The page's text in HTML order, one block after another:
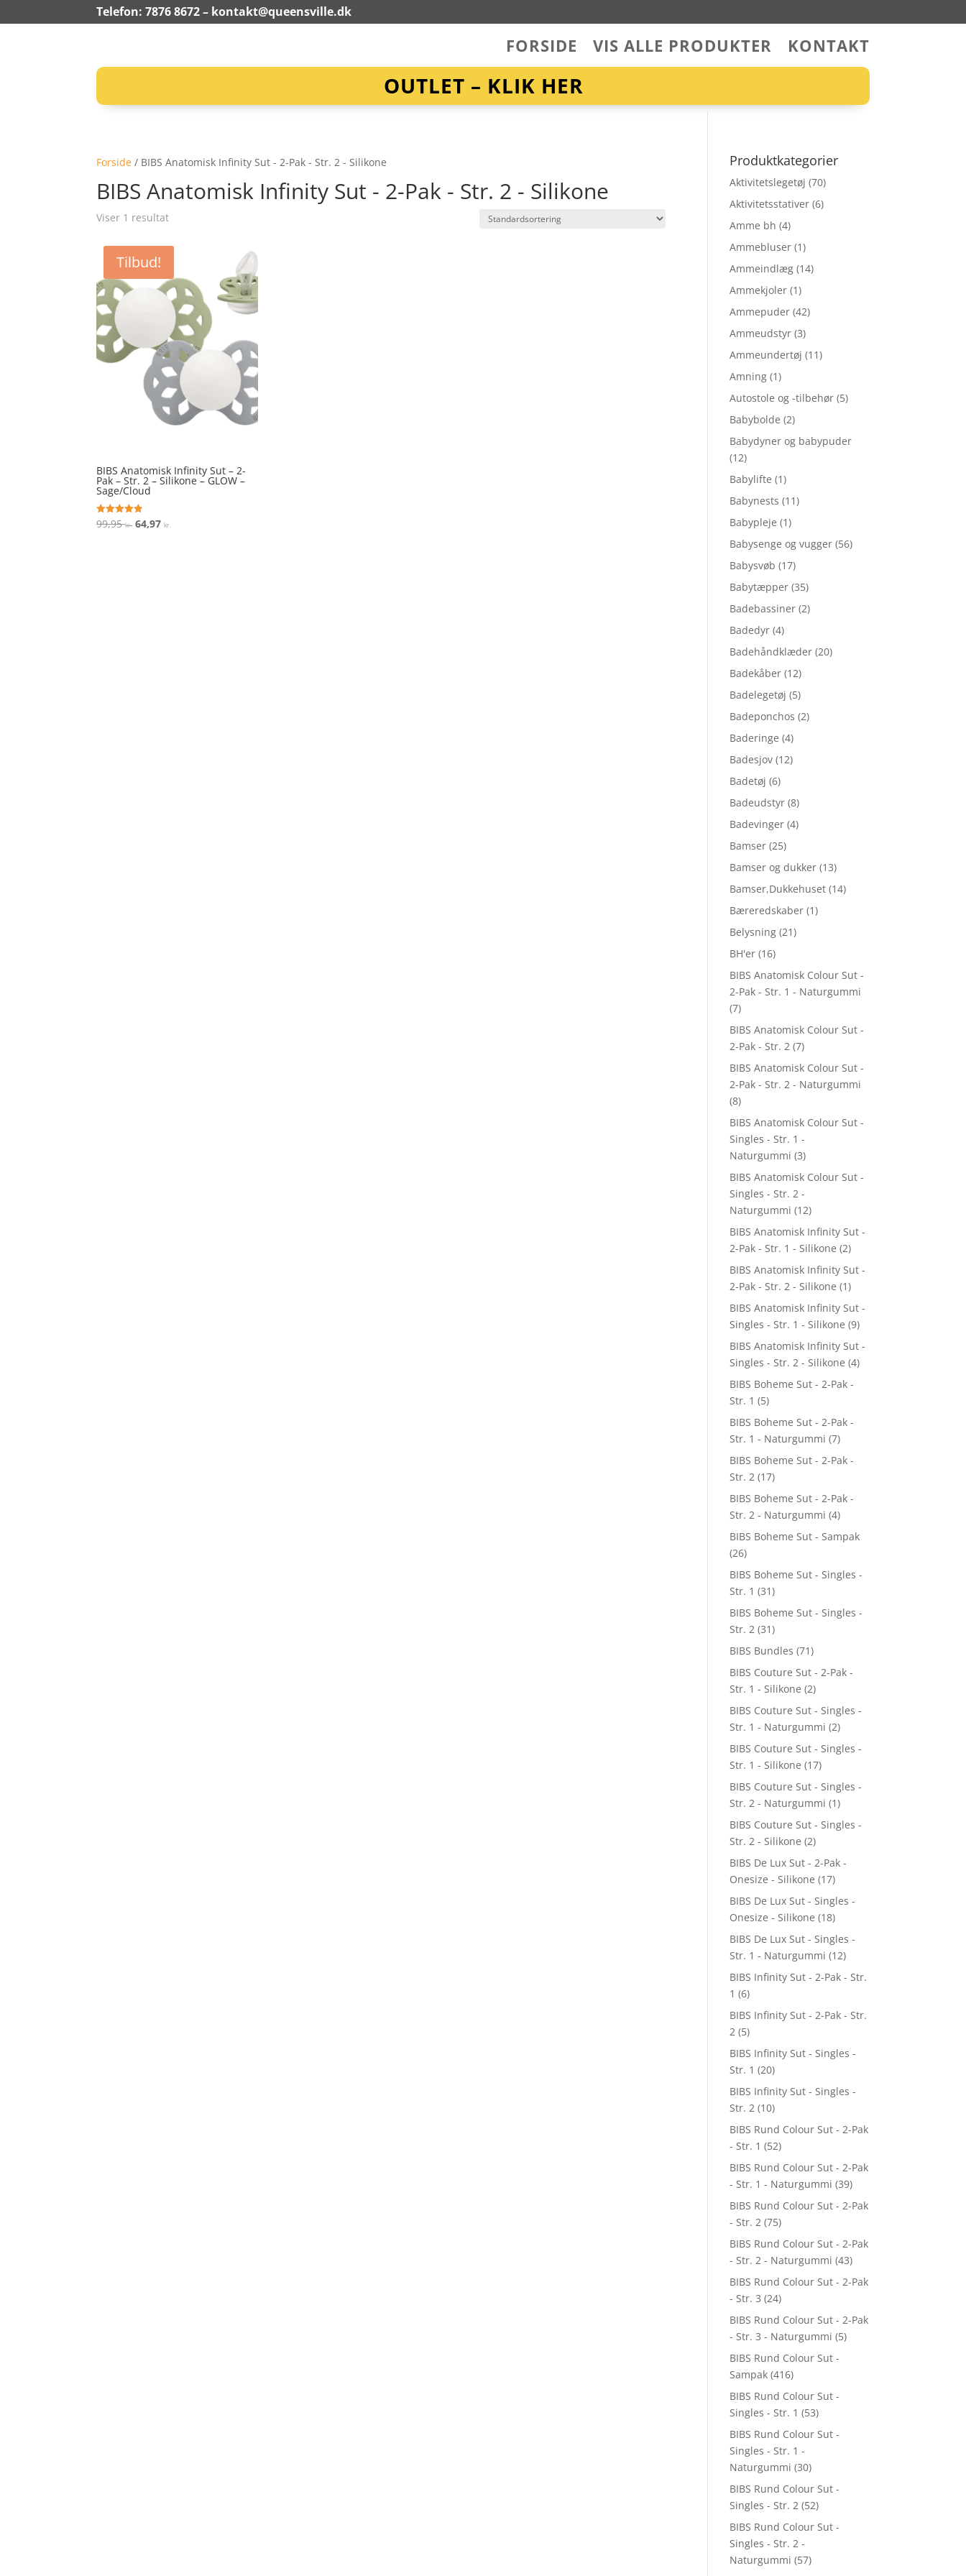
Telefon: 7876 8672 – kontakt@queensville.dk
FORSIDE VIS ALLE PRODUKTER KONTAKT
OUTLET – KLIK HER
Forside / BIBS Anatomisk Infinity Sut - 2-Pak - Str. 2 - Silikone
BIBS Anatomisk Infinity Sut - 2-Pak - Str. 2 - Silikone
Viser 1 resultat
Tilbud!
BIBS Anatomisk Infinity Sut – 2-
Pak – Str. 2 – Silikone – GLOW –
Sage/Cloud
Vurderet
4.8
99,95kr. Den
64,97kr.
Produktkategorier
Aktivitetslegetøj (70)
Aktivitetsstativer (6)
Amme bh (4)
Ammebluser (1)
Ammeindlæg (14)
Ammekjoler (1)
Ammepuder (42)
Ammeudstyr (3)
Ammeundertøj (11)
Amning (1)
Autostole og -tilbehør (5)
Babybolde (2)
Babydyner og babypuder
(12)
Babylifte (1)
Babynests (11)
Babypleje (1)
Babysenge og vugger (56)
Babysvøb (17)
Babytæpper (35)
Badebassiner (2)
Badedyr (4)
Badehåndklæder (20)
Badekåber (12)
Badelegetøj (5)
Badeponchos (2)
Baderinge (4)
Badesjov (12)
Badetøj (6)
Badeudstyr (8)
Badevinger (4)
Bamser (25)
Bamser og dukker (13)
Bamser,Dukkehuset (14)
Bæreredskaber (1)
Belysning (21)
BH'er (16)
BIBS Anatomisk Colour Sut -
2-Pak - Str. 1 - Naturgummi
(7)
BIBS Anatomisk Colour Sut -
2-Pak - Str. 2 (7)
BIBS Anatomisk Colour Sut -
2-Pak - Str. 2 - Naturgummi
(8)
BIBS Anatomisk Colour Sut -
Singles - Str. 1 -
Naturgummi (3)
BIBS Anatomisk Colour Sut -
Singles - Str. 2 -
Naturgummi (12)
BIBS Anatomisk Infinity Sut -
2-Pak - Str. 1 - Silikone (2)
BIBS Anatomisk Infinity Sut -
2-Pak - Str. 2 - Silikone (1)
BIBS Anatomisk Infinity Sut -
Singles - Str. 1 - Silikone (9)
BIBS Anatomisk Infinity Sut -
Singles - Str. 2 - Silikone (4)
BIBS Boheme Sut - 2-Pak -
Str. 1 (5)
BIBS Boheme Sut - 2-Pak -
Str. 1 - Naturgummi (7)
BIBS Boheme Sut - 2-Pak -
Str. 2 (17)
BIBS Boheme Sut - 2-Pak -
Str. 2 - Naturgummi (4)
BIBS Boheme Sut - Sampak
(26)
BIBS Boheme Sut - Singles -
Str. 1 (31)
BIBS Boheme Sut - Singles -
Str. 2 (31)
BIBS Bundles (71)
BIBS Couture Sut - 2-Pak -
Str. 1 - Silikone (2)
BIBS Couture Sut - Singles -
Str. 1 - Naturgummi (2)
BIBS Couture Sut - Singles -
Str. 1 - Silikone (17)
BIBS Couture Sut - Singles -
Str. 2 - Naturgummi (1)
BIBS Couture Sut - Singles -
Str. 2 - Silikone (2)
BIBS De Lux Sut - 2-Pak -
Onesize - Silikone (17)
BIBS De Lux Sut - Singles -
Onesize - Silikone (18)
BIBS De Lux Sut - Singles -
Str. 1 - Naturgummi (12)
BIBS Infinity Sut - 2-Pak - Str.
1 (6)
BIBS Infinity Sut - 2-Pak - Str.
2 (5)
BIBS Infinity Sut - Singles -
Str. 1 (20)
BIBS Infinity Sut - Singles -
Str. 2 (10)
BIBS Rund Colour Sut - 2-Pak
- Str. 1 (52)
BIBS Rund Colour Sut - 2-Pak
- Str. 1 - Naturgummi (39)
BIBS Rund Colour Sut - 2-Pak
- Str. 2 (75)
BIBS Rund Colour Sut - 2-Pak
- Str. 2 - Naturgummi (43)
BIBS Rund Colour Sut - 2-Pak
- Str. 3 (24)
BIBS Rund Colour Sut - 2-Pak
- Str. 3 - Naturgummi (5)
BIBS Rund Colour Sut -
Sampak (416)
BIBS Rund Colour Sut -
Singles - Str. 1 (53)
BIBS Rund Colour Sut -
Singles - Str. 1 -
Naturgummi (30)
BIBS Rund Colour Sut -
Singles - Str. 2 (52)
BIBS Rund Colour Sut -
Singles - Str. 2 -
Naturgummi (57)